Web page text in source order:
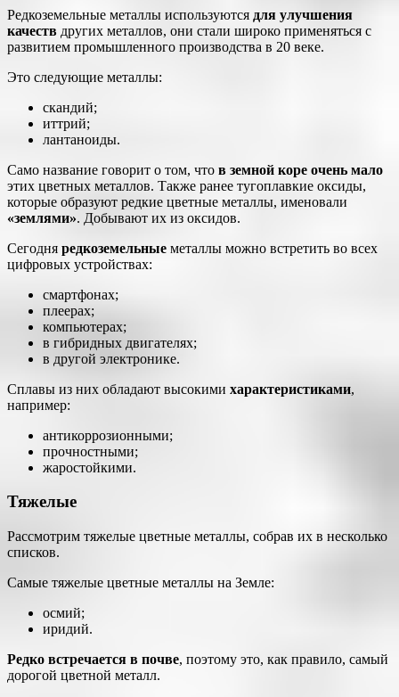
Редкоземельные металлы используются для улучшения
качеств других металлов, они стали широко применяться с
развитием промышленного производства в 20 веке.
Это следующие металлы:
скандий;
иттрий;
лантаноиды.
Само название говорит о том, что в земной коре очень мало
этих цветных металлов. Также ранее тугоплавкие оксиды,
которые образуют редкие цветные металлы, именовали
«землями». Добывают их из оксидов.
Сегодня редкоземельные металлы можно встретить во всех
цифровых устройствах:
смартфонах;
плеерах;
компьютерах;
в гибридных двигателях;
в другой электронике.
Сплавы из них обладают высокими характеристиками,
например:
антикоррозионными;
прочностными;
жаростойкими.
Тяжелые
Рассмотрим тяжелые цветные металлы, собрав их в несколько
списков.
Самые тяжелые цветные металлы на Земле:
осмий;
иридий.
Редко встречается в почве, поэтому это, как правило, самый
дорогой цветной металл.